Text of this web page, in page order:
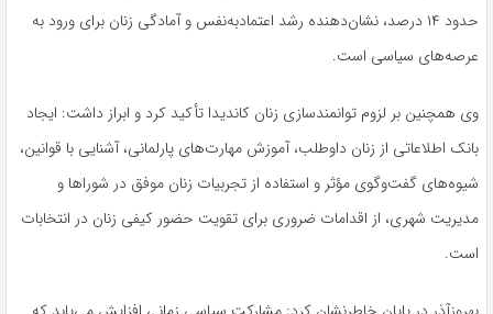
حدود ۱۴ درصد، نشان‌دهنده رشد اعتمادبه‌نفس و آمادگی زنان برای ورود به
عرصه‌های سیاسی است.
وی همچنین بر لزوم توانمندسازی زنان کاندیدا تأکید کرد و ابراز داشت: ایجاد
بانک اطلاعاتی از زنان داوطلب، آموزش مهارت‌های پارلمانی، آشنایی با قوانین،
شیوه‌های گفت‌وگوی مؤثر و استفاده از تجربیات زنان موفق در شوراها و
مدیریت شهری، از اقدامات ضروری برای تقویت حضور کیفی زنان در انتخابات
است.